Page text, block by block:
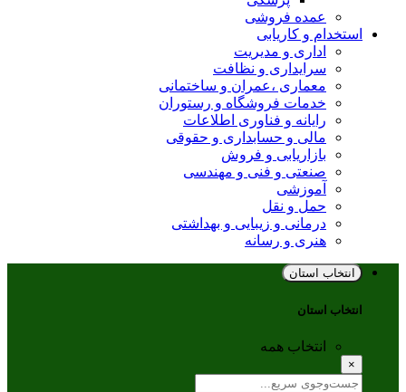
عمده فروشی
استخدام و کاریابی
اداری و مدیریت
سرایداری و نظافت
معماری ،عمران و ساختمانی
خدمات فروشگاه و رستوران
رایانه و فناوری اطلاعات
مالی و حسابداری و حقوقی
بازاریابی و فروش
صنعتی و فنی و مهندسی
آموزشی
حمل و نقل
درمانی و زیبایی و بهداشتی
هنری و رسانه
انتخاب استان
انتخاب استان
انتخاب همه
×